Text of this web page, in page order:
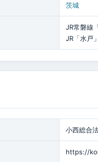
茨城
JR常磐線
JR「水戸
小西総合
https://